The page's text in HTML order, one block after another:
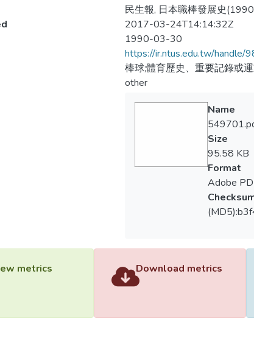
民生報, 日本職棒發展史
2017-03-24T14:14:32Z
1990-03-30
https://ir.ntus.edu.tw/
棒球;體育歷史、重要記錄或
other
Name
Size
95.58 KB
Format
Adobe
metrics Download metrics